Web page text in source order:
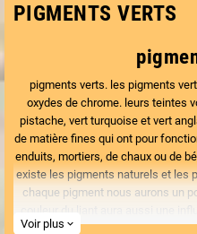
PIGMENTS VERTS
pigments verts. les pigments
oxydes de chrome. leurs teintes
pistache, vert turquoise et vert
de matière fines qui ont pour
enduits, mortiers, de chaux ou de
existe les pigments naturels et les
chaque pigment nous aurons un
couleur du liant aura aussi une
terres vertes naturelles
Voir plus expand_more